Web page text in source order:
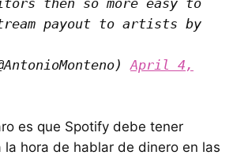
then so more easy to
payout to artists by
April 4,
es que Spotify debe tener
la hora de hablar de dinero en las